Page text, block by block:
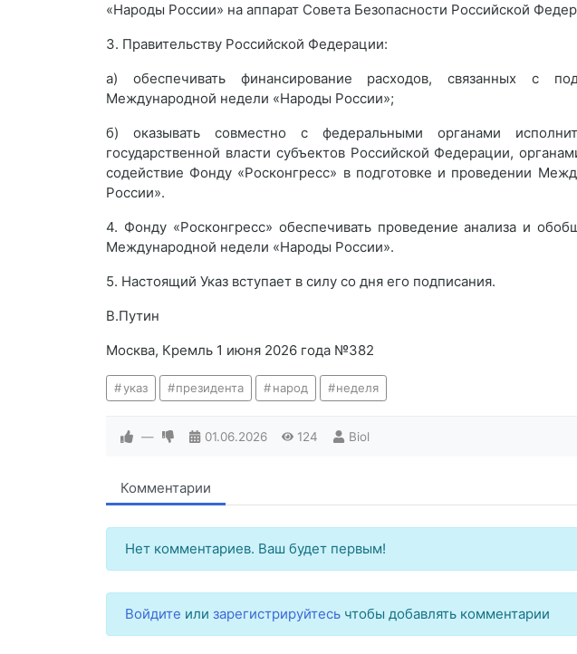
«Народы России» на аппарат Совета Безопасности Российской
3. Правительству Российской Федерации:
а) обеспечивать финансирование расходов, связанных с
Международной недели «Народы России»;
б) оказывать совместно с федеральными органами
государственной власти субъектов Российской Федерации,
содействие Фонду «Росконгресс» в подготовке и проведении
России».
4. Фонду «Росконгресс» обеспечивать проведение анализа и
Международной недели «Народы России».
5. Настоящий Указ вступает в силу со дня его подписания.
В.Путин
Москва, Кремль 1 июня 2026 года №382
указ президента народ неделя
— 01.06.2026 124 Biol
Комментарии
Нет комментариев. Ваш будет первым!
Войдите или зарегистрируйтесь чтобы добавлять комментарии